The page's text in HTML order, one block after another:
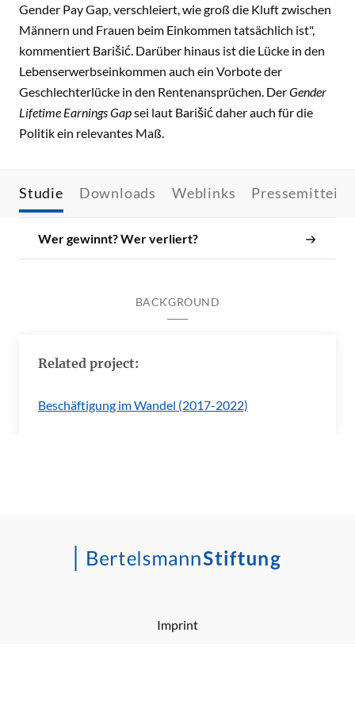
Gender Pay Gap, verschleiert, wie groß die Kluft zwischen
Männern und Frauen beim Einkommen tatsächlich ist",
kommentiert Barišić. Darüber hinaus ist die Lücke in den
Lebenserwerbseinkommen auch ein Vorbote der
Geschlechterlücke in den Rentenansprüchen. DerGender
Lifetime Earnings Gapsei laut Barišić daher auch für die
Politik ein relevantes Maß.
Studie Downloads Weblinks
Wer gewinnt? Wer verliert?
BACKGROUND
Related project:
Beschäftigung im Wandel (2017-2022)
Imprint